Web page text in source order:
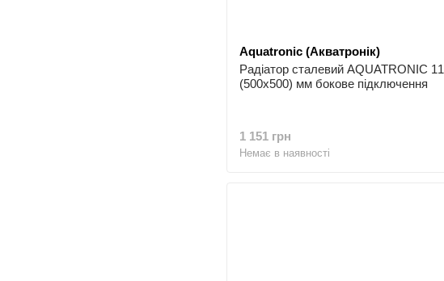
Aquatronic (Акватронік)
Радіатор сталевий AQUATRONIC 11
(500x500) мм бокове підключення
1 151 грн
Немає в наявності